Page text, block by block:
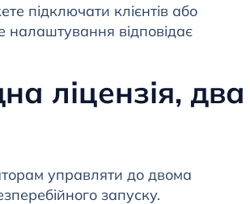
підключати клієнтів або
відповідає
ліцензія, два
управляти до двома
запуску.